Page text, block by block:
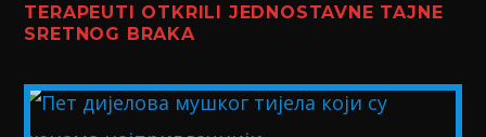
TERAPEUTI OTKRILI JEDNOSTAVNE TAJNE
SRETNOG BRAKA